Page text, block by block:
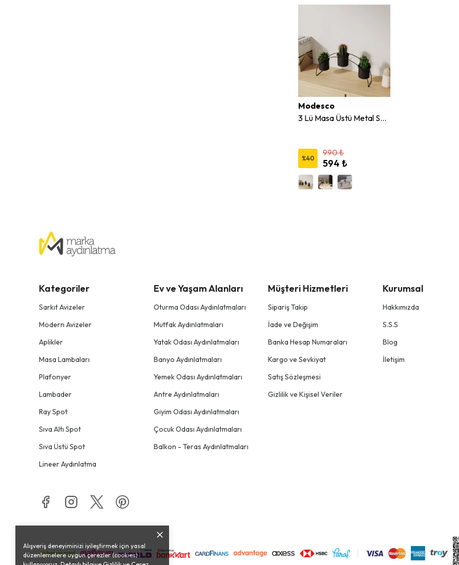
Alışveriş deneyiminizi iyileştirmek için yasal
düzenlemelere uygun çerezler (cookies)
Modesco
3 Lü Masa Üstü Metal Saksılık
%40
990 ₺
594 ₺
Kategoriler
Sarkıt Avizeler
Modern Avizeler
Aplikler
Masa Lambaları
Plafonyer
Lambader
Ray Spot
Sıva Altı Spot
Sıva Üstü Spot
Lineer Aydınlatma
Ev ve Yaşam Alanları
Oturma Odası Aydınlatmaları
Mutfak Aydınlatmaları
Yatak Odası Aydınlatmaları
Banyo Aydınlatmaları
Yemek Odası Aydınlatmaları
Antre Aydınlatmaları
Giyim Odası Aydınlatmaları
Çocuk Odası Aydınlatmaları
Balkon - Teras Aydınlatmaları
Müşteri Hizmetleri
Sipariş Takip
İade ve Değişim
Banka Hesap Numaraları
Kargo ve Sevkiyat
Satış Sözleşmesi
Gizlilik ve Kişisel Veriler
Kurumsal
Hakkımızda
S.S.S
Blog
İletişim